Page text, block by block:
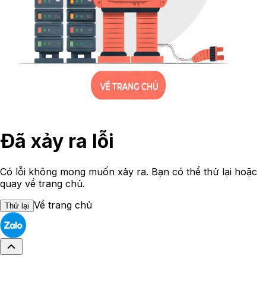
Đã xảy ra lỗi
Có lỗi không mong muốn xảy ra. Bạn có thể thử lại hoặc
quay về trang chủ.
Thử lại Về trang chủ